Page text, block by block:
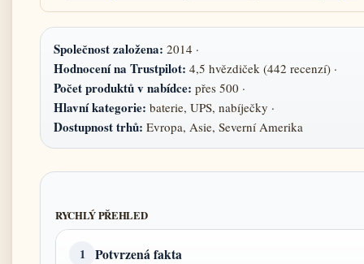
Společnost založena: 2014 ·
Hodnocení na Trustpilot: 4,5 hvězdiček (442 recenzí) ·
Počet produktů v nabídce: přes 500 ·
Hlavní kategorie: baterie, UPS, nabíječky ·
Dostupnost trhů: Evropa, Asie, Severní Amerika
RYCHLÝ PŘEHLED
1 Potvrzená fakta